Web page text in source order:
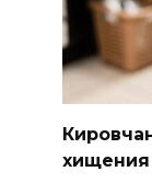
хищения